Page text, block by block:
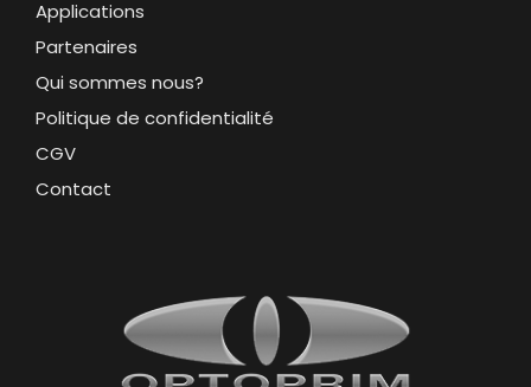
Applications
Partenaires
Qui sommes nous?
Politique de confidentialité
CGV
Contact